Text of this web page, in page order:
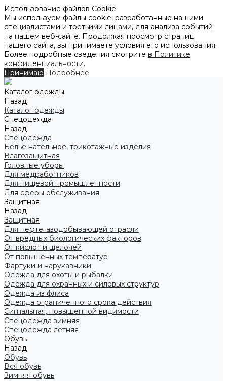
Использование файлов Cookie
Мы используем файлы cookie, разработанные нашими
специалистами и третьими лицами, для анализа событий
на нашем веб-сайте. Продолжая просмотр страниц
нашего сайта, вы принимаете условия его использования.
Более подробные сведения смотрите в Политике
конфиденциальности.
Принимаю Подробнее
Каталог одежды
Назад
Каталог одежды
Спецодежда
Назад
Спецодежда
Белье нательное, трикотажные изделия
Влагозащитная
Головные уборы
Для медработников
Для пищевой промышленности
Для сферы обслуживания
Защитная
Назад
Защитная
Для нефтегазодобывающей отрасли
От вредных биологических факторов
От кислот и щелочей
От повышенных температур
Фартуки и нарукавники
Одежда для охоты и рыбалки
Одежда для охранных и силовых структур
Одежда из флиса
Одежда ограниченного срока действия
Сигнальная, повышенной видимости
Спецодежда зимняя
Спецодежда летняя
Обувь
Назад
Обувь
Вся обувь
Зимняя обувь